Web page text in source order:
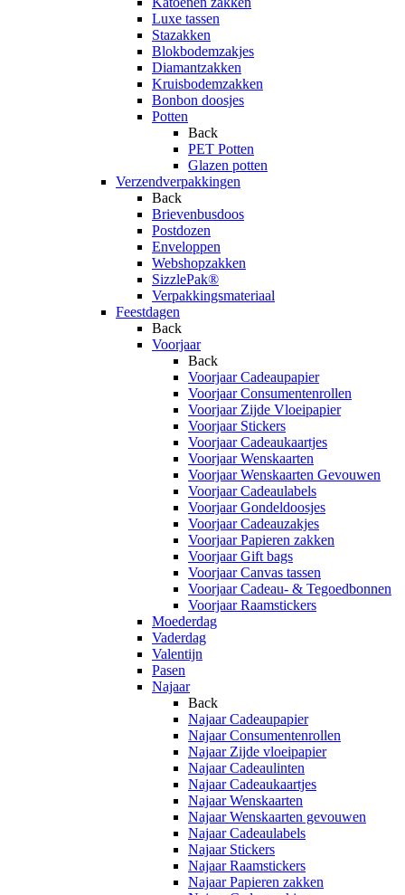
Luxe tassen
Stazakken
Blokbodemzakjes
Diamantzakken
Kruisbodemzakken
Bonbon doosjes
Potten
Back
PET Potten
Glazen potten
Verzendverpakkingen
Back
Brievenbusdoos
Postdozen
Enveloppen
Webshopzakken
SizzlePak®
Verpakkingsmateriaal
Feestdagen
Back
Voorjaar
Back
Voorjaar Cadeaupapier
Voorjaar Consumentenrollen
Voorjaar Zijde Vloeipapier
Voorjaar Stickers
Voorjaar Cadeaukaartjes
Voorjaar Wenskaarten
Voorjaar Wenskaarten Gevouwen
Voorjaar Cadeaulabels
Voorjaar Gondeldoosjes
Voorjaar Cadeauzakjes
Voorjaar Papieren zakken
Voorjaar Gift bags
Voorjaar Canvas tassen
Voorjaar Cadeau- & Tegoedbonnen
Voorjaar Raamstickers
Moederdag
Vaderdag
Valentijn
Pasen
Najaar
Back
Najaar Cadeaupapier
Najaar Consumentenrollen
Najaar Zijde vloeipapier
Najaar Cadeaulinten
Najaar Cadeaukaartjes
Najaar Wenskaarten
Najaar Wenskaarten gevouwen
Najaar Cadeaulabels
Najaar Stickers
Najaar Raamstickers
Najaar Papieren zakken